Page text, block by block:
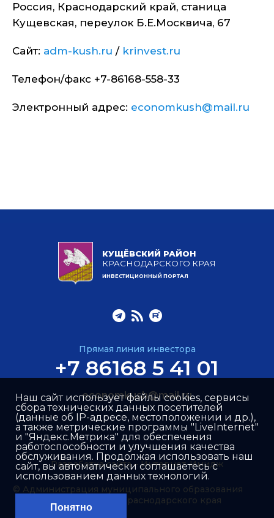
Россия, Краснодарский край, станица
Кущевская, переулок Б.Е.Москвича, 67
Сайт: adm-kush.ru / krinvest.ru
Телефон/факс +7-86168-558-33
Электронный адрес: economkush@mail.ru
КУЩЁВСКИЙ РАЙОН
КРАСНОДАРСКОГО КРАЯ
ИНВЕСТИЦИОННЫЙ ПОРТАЛ
Прямая линия инвестора
+7 86168 5 41 01
economkush@mail.ru
© Администрация муниципального образования
Кущёвский район Краснодарского края
Разработка сайта –Интернет-Имидж
Наш сайт использует файлы cookies, сервисы
сбора технических данных посетителей
(данные об IP-адресе, местоположении и др.),
а также метрические программы "LiveInternet"
и "Яндекс.Метрика" для обеспечения
работоспособности и улучшения качества
обслуживания. Продолжая использовать наш
сайт, вы автоматически соглашаетесь с
использованием данных технологий.
Понятно